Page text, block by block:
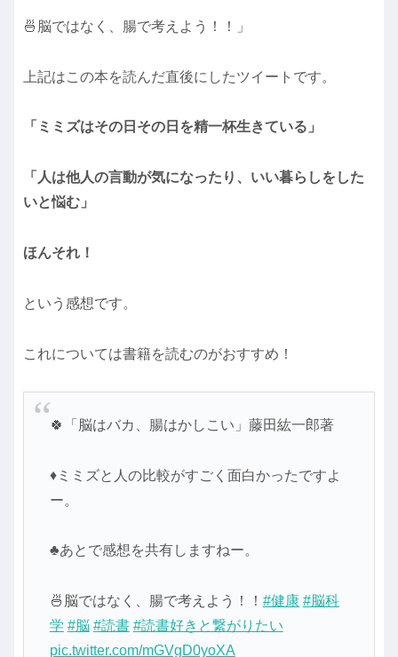
🍜脳ではなく、腸で考えよう！！」
上記はこの本を読んだ直後にしたツイートです。
「ミミズはその日その日を精一杯生きている」
「人は他人の言動が気になったり、いい暮らしをした
いと悩む」
ほんそれ！
という感想です。
これについては書籍を読むのがおすすめ！
🍀「脳はバカ、腸はかしこい」藤田紘一郎著
♦ミミズと人の比較がすごく面白かったですよ
ー。
♣あとで感想を共有しますねー。
🍜脳ではなく、腸で考えよう！！ #健康 #脳科
学 #脳 #読書 #読書好きと繋がりたい
pic.twitter.com/mGVgD0yoXA